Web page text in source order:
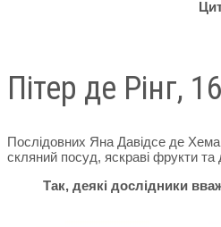
Пітер де Рінг,
Послідовних Яна Давідсе де
скляний посуд, яскраві фрукти та
Так, деякі дослідники